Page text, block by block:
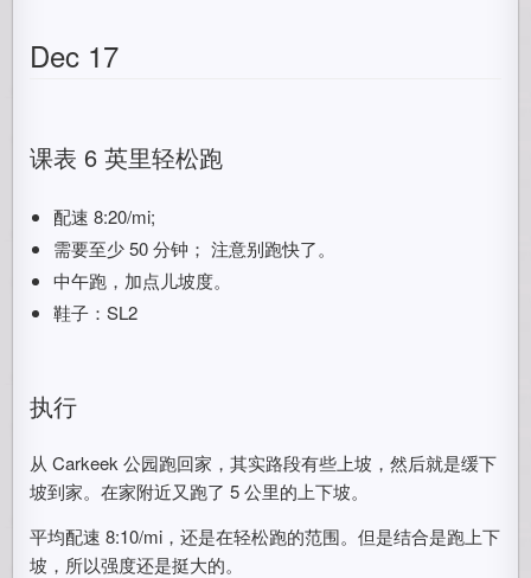
Dec 17
课表 6 英里轻松跑
配速 8:20/mi;
需要至少 50 分钟； 注意别跑快了。
中午跑，加点儿坡度。
鞋子：SL2
执行
从 Carkeek 公园跑回家，其实路段有些上坡，然后就是缓下
坡到家。在家附近又跑了 5 公里的上下坡。
平均配速 8:10/mi，还是在轻松跑的范围。但是结合是跑上下
坡，所以强度还是挺大的。